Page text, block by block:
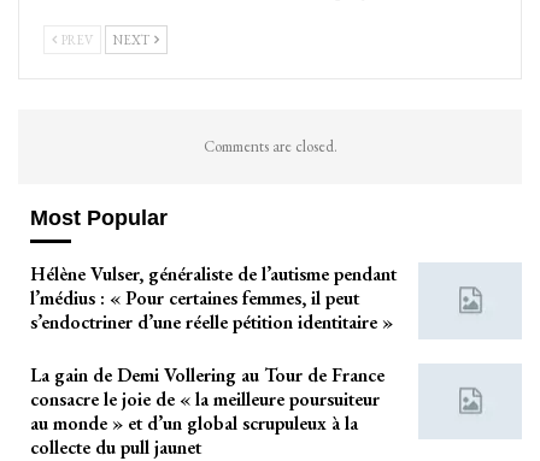
PREV NEXT
Comments are closed.
Most Popular
Hélène Vulser, généraliste de l’autisme pendant
l’médius : « Pour certaines femmes, il peut
s’endoctriner d’une réelle pétition identitaire »
La gain de Demi Vollering au Tour de France
consacre le joie de « la meilleure poursuiteur
au monde » et d’un global scrupuleux à la
collecte du pull jaunet